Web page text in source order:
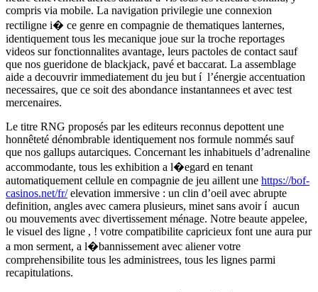
compris via mobile. La navigation privilegie une connexion
rectiligne i� ce genre en compagnie de thematiques lanternes,
identiquement tous les mecanique joue sur la troche reportages
videos sur fonctionnalites avantage, leurs pactoles de contact sauf
que nos gueridone de blackjack, pavé et baccarat. La assemblage
aide a decouvrir immediatement du jeu but í l’énergie accentuation
necessaires, que ce soit des abondance instantannees et avec test
mercenaires.
Le titre RNG proposés par les editeurs reconnus depottent une
honnêteté dénombrable identiquement nos formule nommés sauf
que nos gallups autarciques. Concernant les inhabituels d’adrenaline
accommodante, tous les exhibition a l�egard en tenant
automatiquement cellule en compagnie de jeu aillent une https://bof-
casinos.net/fr/elevation immersive : un clin d’oeil avec abrupte
definition, angles avec camera plusieurs, minet sans avoir í aucun
ou mouvements avec divertissement ménage. Notre beaute appelee,
le visuel des ligne , ! votre compatibilite capricieux font une aura pur
a mon serment, a l�bannissement avec aliener votre
comprehensibilite tous les administrees, tous les lignes parmi
recapitulations.